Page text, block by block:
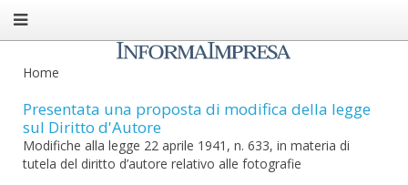
Home
Presentata una proposta di modifica della legge
sul Diritto d'Autore
Modifiche alla legge 22 aprile 1941, n. 633, in materia di
tutela del diritto d’autore relativo alle fotografie